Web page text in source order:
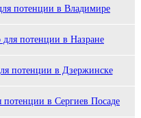
потенции в Владимире
потенции в Назране
потенции в Дзержинске
в Сергиев Посаде